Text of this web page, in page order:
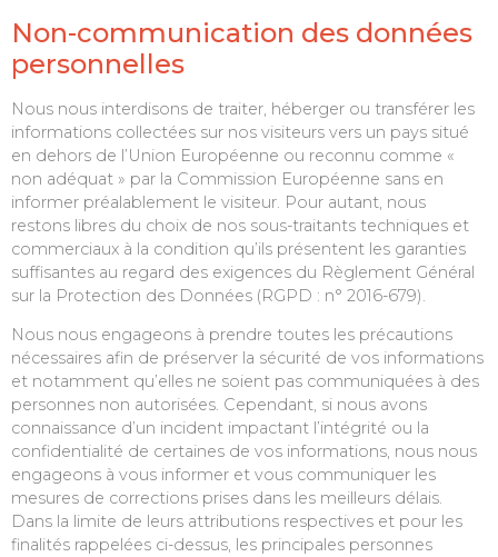
Non-communication des données
personnelles
Nous nous interdisons de traiter, héberger ou transférer les
informations collectées sur nos visiteurs vers un pays situé
en dehors de l’Union Européenne ou reconnu comme «
non adéquat » par la Commission Européenne sans en
informer préalablement le visiteur. Pour autant, nous
restons libres du choix de nos sous-traitants techniques et
commerciaux à la condition qu’ils présentent les garanties
suffisantes au regard des exigences du Règlement Général
sur la Protection des Données (RGPD : n° 2016-679).
Nous nous engageons à prendre toutes les précautions
nécessaires afin de préserver la sécurité de vos informations
et notamment qu’elles ne soient pas communiquées à des
personnes non autorisées. Cependant, si nous avons
connaissance d’un incident impactant l’intégrité ou la
confidentialité de certaines de vos informations, nous nous
engageons à vous informer et vous communiquer les
mesures de corrections prises dans les meilleurs délais.
Dans la limite de leurs attributions respectives et pour les
finalités rappelées ci-dessus, les principales personnes